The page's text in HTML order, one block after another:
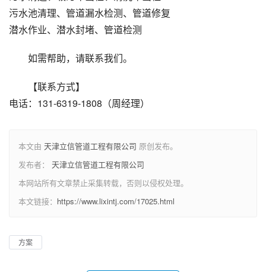
污水池清理、管道漏水检测、管道修复
潜水作业、潜水封堵、管道检测
如需帮助，请联系我们。
【联系方式】
电话：131-6319-1808（周经理）
本文由 天津立信管道工程有限公司 原创发布。
发布者： 天津立信管道工程有限公司
本网站所有文章禁止采集转载，否则以侵权处理。
本文链接： https://www.lixintj.com/17025.html
方案